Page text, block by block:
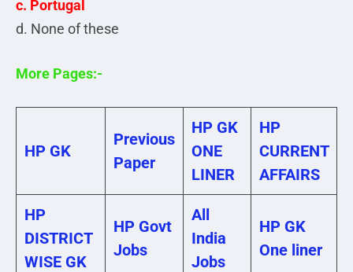
c. Portugal
d. None of these
More Pages:-
HP GK
Previous
Paper
HP GK
ONE
LINER
HP
CURRENT
AFFAIRS
HP
DISTRICT
WISE GK
HP Govt
Jobs
All
India
Jobs
HP GK
One liner